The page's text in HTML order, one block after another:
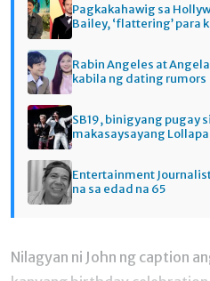
Pagkakahawig sa
Bailey, ‘flattering’ para
Rabin Angeles at
kabila ng dating rumors
SB19, binigyang pugay
makasaysayang
Entertainment
na sa edad na 65
Nilagyan ni John ng caption